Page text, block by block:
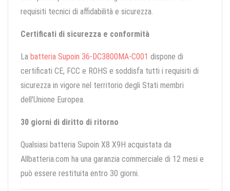
requisiti tecnici di affidabilità e sicurezza.
Certificati di sicurezza e conformità
La batteria Supoin 36-DC3800MA-C001 dispone di
certificati CE, FCC e ROHS e soddisfa tutti i requisiti di
sicurezza in vigore nel territorio degli Stati membri
dell'Unione Europea.
30 giorni di diritto di ritorno
Qualsiasi batteria Supoin X8 X9H acquistata da
Allbatteria.com ha una garanzia commerciale di 12 mesi e
può essere restituita entro 30 giorni.